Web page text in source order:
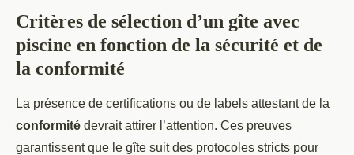
Critères de sélection d’un gîte avec
piscine en fonction de la sécurité et de
la conformité
La présence de certifications ou de labels attestant de la
conformité devrait attirer l’attention. Ces preuves
garantissent que le gîte suit des protocoles stricts pour